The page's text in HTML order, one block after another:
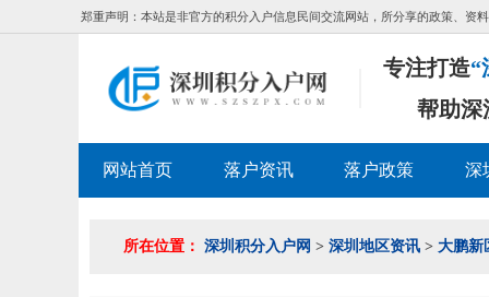
郑重声明：本站是非官方的积分入户信息民间交流网站，所分享的政策、资
专注打造“
帮助深
网站首页 落户资讯 落户政策 深
所在位置： 深圳积分入户网 > 深圳地区资讯 > 大鹏新